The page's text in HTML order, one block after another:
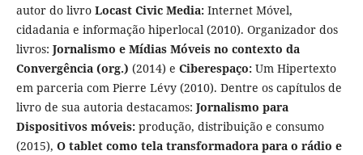
autor do livroLocast Civic Media: Internet Móvel,
cidadania e informação hiperlocal (2010). Organizador dos
livros: Jornalismo e Mídias Móveis no contexto da
Convergência (org.) (2014) e Ciberespaço:Um Hipertexto
em parceria com Pierre Lévy (2010). Dentre os capítulos de
livro de sua autoria destacamos: Jornalismo para
Dispositivos móveis:produção, distribuição e consumo
(2015), O tablet como tela transformadora para o rádio e